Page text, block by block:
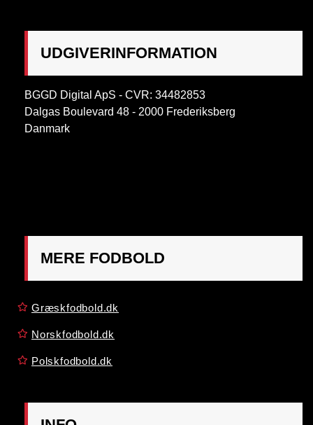
UDGIVERINFORMATION
BGGD Digital ApS - CVR: 34482853
Dalgas Boulevard 48 - 2000 Frederiksberg
Danmark
MERE FODBOLD
Græskfodbold.dk
Norskfodbold.dk
Polskfodbold.dk